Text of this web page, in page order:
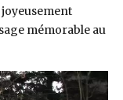
mémorable au